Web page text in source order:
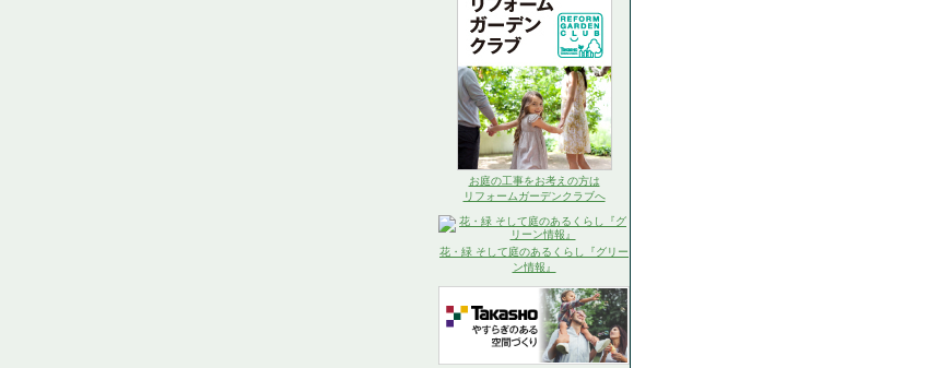
お庭の工事をお考えの方は
リフォームガーデンクラブへ
花・緑 そして庭のあるくらし『グリー
ン情報』